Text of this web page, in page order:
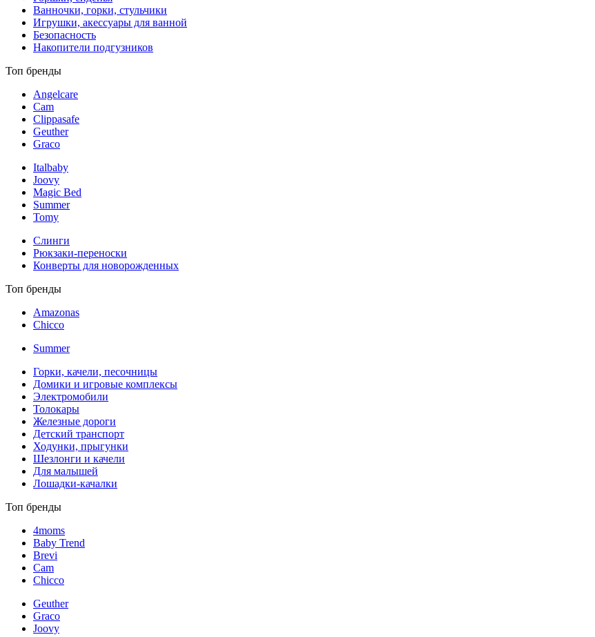
Ванночки, горки, стульчики
Игрушки, акессуары для ванной
Безопасность
Накопители подгузников
Топ бренды
Angelcare
Cam
Clippasafe
Geuther
Graco
Italbaby
Joovy
Magic Bed
Summer
Tomy
Слинги
Рюкзаки-переноски
Конверты для новорожденных
Топ бренды
Amazonas
Chicco
Summer
Горки, качели, песочницы
Домики и игровые комплексы
Электромобили
Толокары
Железные дороги
Детский транспорт
Ходунки, прыгунки
Шезлонги и качели
Для малышей
Лошадки-качалки
Топ бренды
4moms
Baby Trend
Brevi
Cam
Chicco
Geuther
Graco
Joovy